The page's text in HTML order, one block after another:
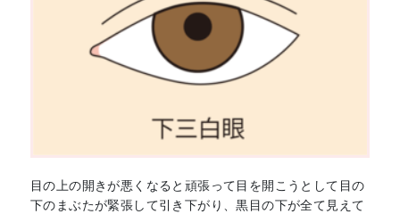
目の上の開きが悪くなると頑張って目を開こうとして目の
下のまぶたが緊張して引き下がり、黒目の下が全て見えて